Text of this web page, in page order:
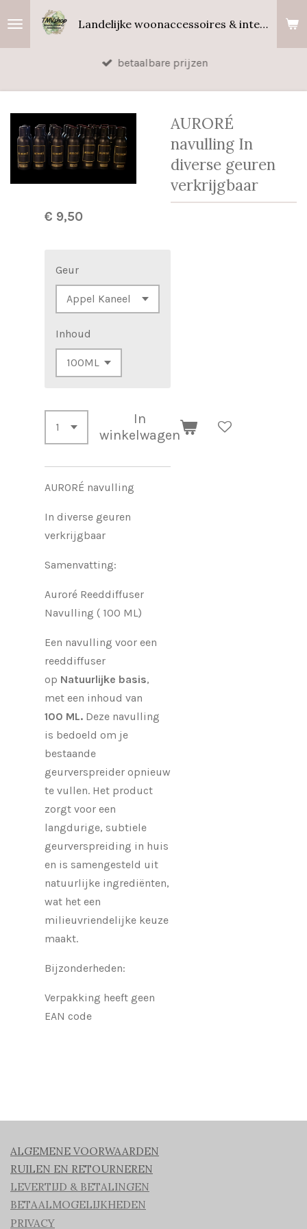
hoofdinhoud
Landelijke woonaccessoires & interieurgeuren
betaalbare prijzen
AURORÉ
navulling In
diverse geuren
verkrijgbaar
€ 9,50
Geur
Inhoud
In
winkelwagen
AURORÉ navulling
In diverse geuren
verkrijgbaar
Samenvatting:
Auroré Reeddiffuser
Navulling ( 100 ML)
Een navulling voor een
reeddiffuser
op Natuurlijke basis,
met een inhoud van
100 ML. Deze navulling
is bedoeld om je
bestaande
geurverspreider opnieuw
te vullen. Het product
zorgt voor een
langdurige, subtiele
geurverspreiding in huis
en is samengesteld uit
natuurlijke ingrediënten,
wat het een
milieuvriendelijke keuze
maakt.
Bijzonderheden:
Verpakking heeft geen
EAN code
ALGEMENE VOORWAARDEN
RUILEN EN RETOURNEREN
LEVERTIJD & BETALINGEN
BETAALMOGELIJKHEDEN
PRIVACY